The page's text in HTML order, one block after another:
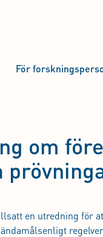
För
om
en utredning för